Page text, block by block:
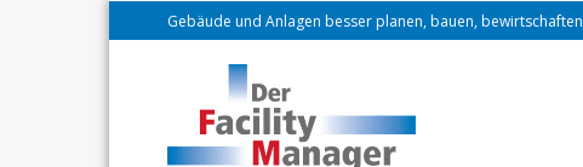
Gebäude und Anlagen besser planen, bauen, bewirtschaften